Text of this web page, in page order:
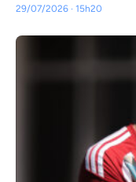
29/07/2026 · 15h20